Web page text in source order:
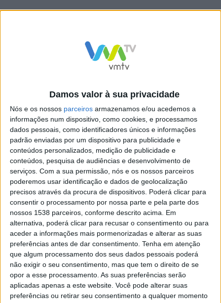
Damos valor à sua privacidade
Nós e os nossos parceiros armazenamos e/ou acedemos a
informações num dispositivo, como cookies, e processamos
dados pessoais, como identificadores únicos e informações
padrão enviadas por um dispositivo para publicidade e
conteúdos personalizados, medição de publicidade e
conteúdos, pesquisa de audiências e desenvolvimento de
serviços. Com a sua permissão, nós e os nossos parceiros
poderemos usar identificação e dados de geolocalização
precisos através da procura de dispositivos. Poderá clicar para
consentir o processamento por nossa parte e pela parte dos
nossos 1538 parceiros, conforme descrito acima. Em
alternativa, poderá clicar para recusar o consentimento ou para
aceder a informações mais pormenorizadas e alterar as suas
preferências antes de dar consentimento. Tenha em atenção
que algum processamento dos seus dados pessoais poderá
não exigir o seu consentimento, mas que tem o direito de se
opor a esse processamento. As suas preferências serão
aplicadas apenas a este website. Você pode alterar suas
preferências ou retirar seu consentimento a qualquer momento
Feira do Fumeiro de Vieira
do Minho, já tem data
marcada
Póvoa de Lanhoso inaugura
Antena de Informação
Europeia na LEIRA Startup
Ministro da Administração
Interna em Famalicão na
inauguração do novo
Campus da Proteção Civil
YouTube Video
VVUtRU85MzBBcHpOcU5BUnpKX0wyV1ZBLkR5TmFiVWVZZDhv